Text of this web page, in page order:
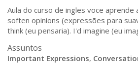
Aula do curso de ingles voce
soften opinions (expressões para
think (eu pensaria). I'd imagine (eu
Assuntos
Important Expressions,